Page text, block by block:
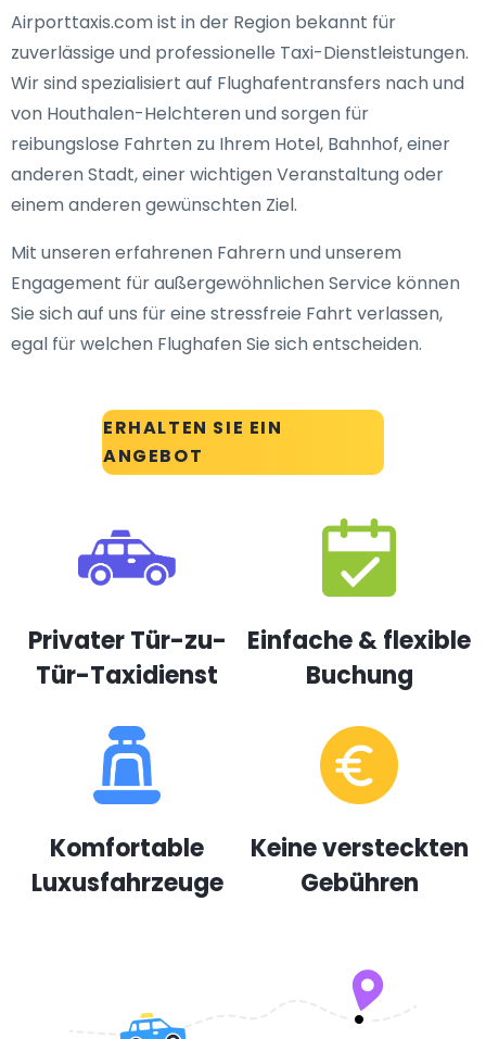
ERHALTEN SIE EIN
ANGEBOT
Airporttaxis.com ist in der Region bekannt für
zuverlässige und professionelle Taxi-Dienstleistungen.
Wir sind spezialisiert auf Flughafentransfers nach und
von Houthalen-Helchteren und sorgen für
reibungslose Fahrten zu Ihrem Hotel, Bahnhof, einer
anderen Stadt, einer wichtigen Veranstaltung oder
einem anderen gewünschten Ziel.
Mit unseren erfahrenen Fahrern und unserem
Engagement für außergewöhnlichen Service können
Sie sich auf uns für eine stressfreie Fahrt verlassen,
egal für welchen Flughafen Sie sich entscheiden.
Privater Tür-zu-
Tür-Taxidienst
Einfache & flexible
Buchung
Komfortable
Luxusfahrzeuge
Keine versteckten
Gebühren